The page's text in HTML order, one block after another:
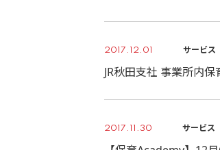
2017.12.01 サービス
JR秋田支社 事業所内
2017.11.30 サービス